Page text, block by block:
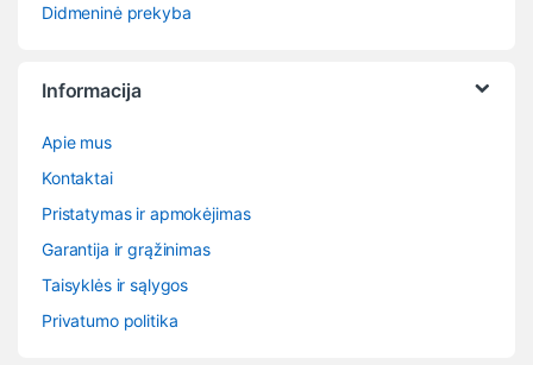
Didmeninė prekyba
Informacija
Apie mus
Kontaktai
Pristatymas ir apmokėjimas
Garantija ir grąžinimas
Taisyklės ir sąlygos
Privatumo politika